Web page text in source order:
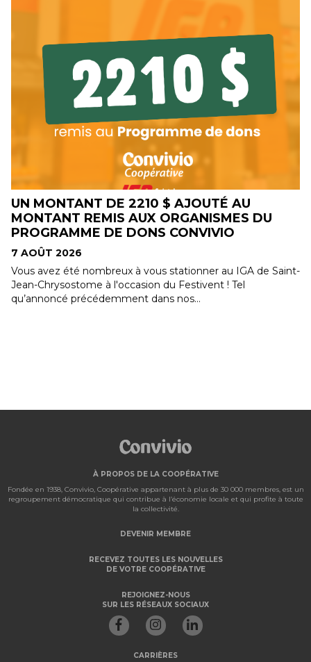
UN MONTANT DE 2210 $ AJOUTÉ AU
MONTANT REMIS AUX ORGANISMES DU
PROGRAMME DE DONS CONVIVIO
7 AOÛT 2026
Vous avez été nombreux à vous stationner au IGA de Saint-
Jean-Chrysostome à l'occasion du Festivent ! Tel
qu’annoncé précédemment dans nos...
À PROPOS DE LA COOPÉRATIVE
Fondée en 1938, Convivio, Coopérative appartenant à plus de 30 000 membres, est un
regroupement démocratique qui contribue à l’économie locale et qui profite à toute
la collectivité.
DEVENIR MEMBRE
RECEVEZ TOUTES LES NOUVELLES
DE VOTRE COOPÉRATIVE
REJOIGNEZ-NOUS
SUR LES RÉSEAUX SOCIAUX
CARRIÈRES